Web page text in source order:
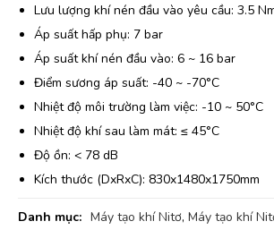
Lưu lượng khí nén đầu vào yêu cầu: 3.5
Áp suất hấp phụ: 7 bar
Áp suất khí nén đầu vào: 6 ~ 16 bar
Điểm sương áp suất: -40 ~ -70°C
Nhiệt độ môi trường làm việc: -10 ~ 50°C
Nhiệt độ khí sau làm mát: ≤ 45°C
Độ ồn: < 78 dB
Kích thước (DxRxC): 830x1480x1750mm
Danh mục: Máy tạo khí Nitơ, Máy tạo khí